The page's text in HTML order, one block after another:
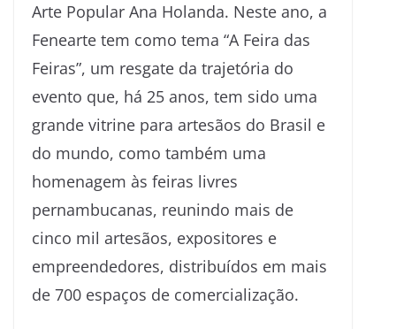
Arte Popular Ana Holanda. Neste ano, a
Fenearte tem como tema “A Feira das
Feiras”, um resgate da trajetória do
evento que, há 25 anos, tem sido uma
grande vitrine para artesãos do Brasil e
do mundo, como também uma
homenagem às feiras livres
pernambucanas, reunindo mais de
cinco mil artesãos, expositores e
empreendedores, distribuídos em mais
de 700 espaços de comercialização.